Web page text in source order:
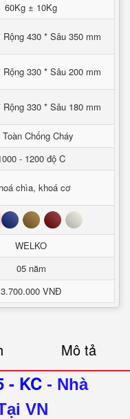
60Kg ± 10Kg
Rộng 430 * Sâu 350 mm
Rộng 330 * Sâu 200 mm
Rộng 330 * Sâu 180 mm
Chống Cháy
- 1200 độ C
chìa, khoá cơ
Xanh Nâu Đỏ Trắng
WELKO
05 năm
3.700.000 VNĐ
Mô tả
- KC - Nhà
VN